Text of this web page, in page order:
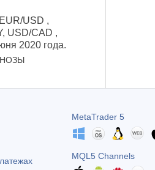
USD ,
USD/САD ,
2020 года.
MetaTrader 5
MQL5 Channels